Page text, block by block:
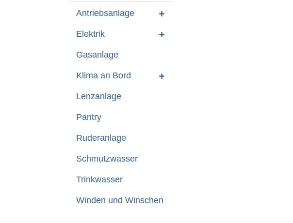
Antriebsanlage
Elektrik
Gasanlage
Klima an Bord
Lenzanlage
Pantry
Ruderanlage
Schmutzwasser
Trinkwasser
Winden und Winschen